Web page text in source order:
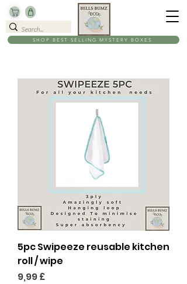
SHOP BEST SELLING MYSTERY BOXES
5pc Swipeeze reusable kitchen
roll / wipe
Preis
9,99 £